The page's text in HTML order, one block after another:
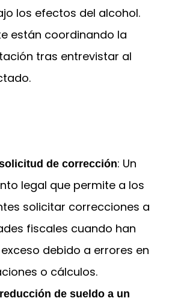
los efectos del alcohol.
están coordinando la
tras entrevistar al
de corrección: Un
legal que permite a los
solicitar correcciones a
fiscales cuando han
debido a errores en
o cálculos.
de sueldo a un